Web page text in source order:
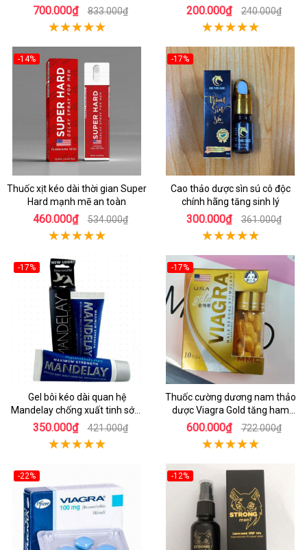
chính hãng
700.000₫ 833.000₫ 200.000₫ 240.000₫
-14%
Thuốc xịt kéo dài thời gian Super
Hard mạnh mẽ an toàn
460.000₫ 534.000₫
-17%
Cao thảo dược sìn sú cô độc
chính hãng tăng sinh lý
300.000₫ 361.000₫
-17%
Gel bôi kéo dài quan hệ
Mandelay chống xuất tinh sớm
hiệu quả
350.000₫ 421.000₫
-17%
Thuốc cường dương nam thảo
dược Viagra Gold tăng ham
muốn
600.000₫ 722.000₫
-22% -12%